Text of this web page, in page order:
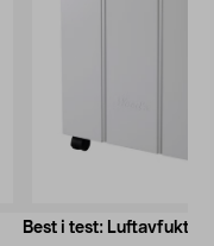
Best i test: Luftavfukter